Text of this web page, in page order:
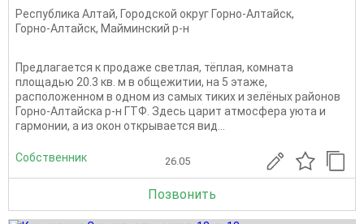
Республика Алтай, Городской округ Горно-Алтайск,
Горно-Алтайск, Майминский р-н
Предлагается к продаже светлая, тёплая, комната
площадью 20.3 кв. м в общежитии, на 5 этаже,
расположенном в одном из самых тиких и зелёных районов
Горно-Алтайска р-н ГТФ. Здесь царит атмосфера уюта и
гармонии, а из окон открывается вид...
Собственник 26.05
Позвонить